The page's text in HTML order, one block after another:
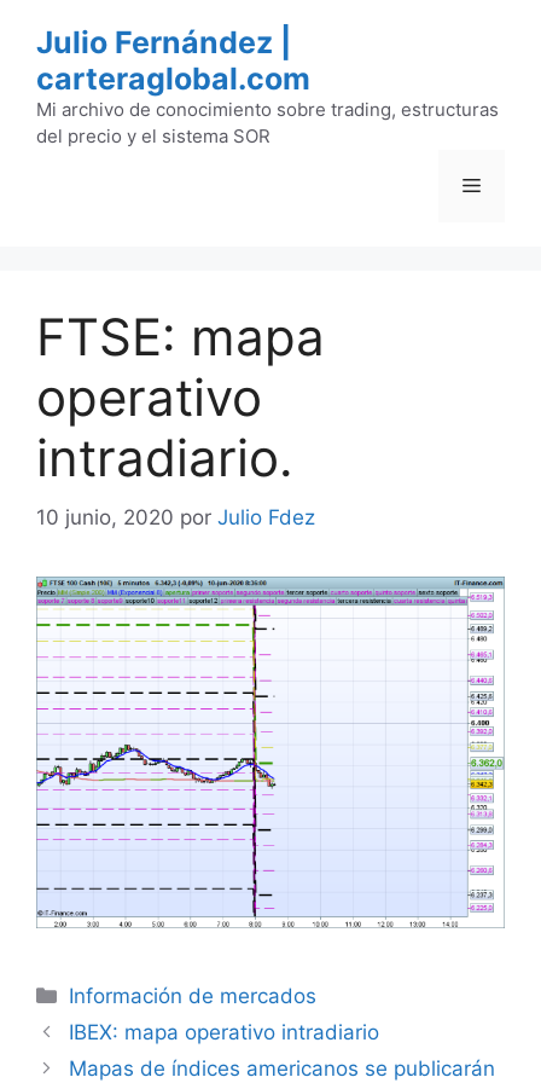
contenido
Julio Fernández |
carteraglobal.com
Mi archivo de conocimiento sobre trading, estructuras
del precio y el sistema SOR
Menú
FTSE: mapa
operativo
intradiario.
10 junio, 2020 por Julio Fdez
Categorías
Información de mercados
IBEX: mapa operativo intradiario
Mapas de índices americanos se publicarán